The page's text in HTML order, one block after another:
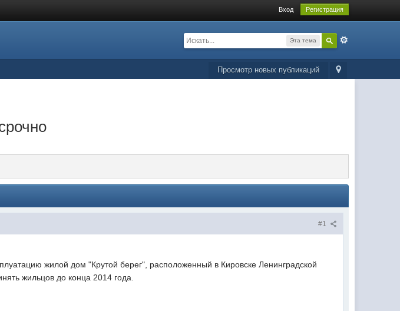
Вход Регистрация
Эта тема
Просмотр новых публикаций
#1
жилой дом "Крутой берег", расположенный в Кировске Ленинградской
жильцов до конца 2014 года.